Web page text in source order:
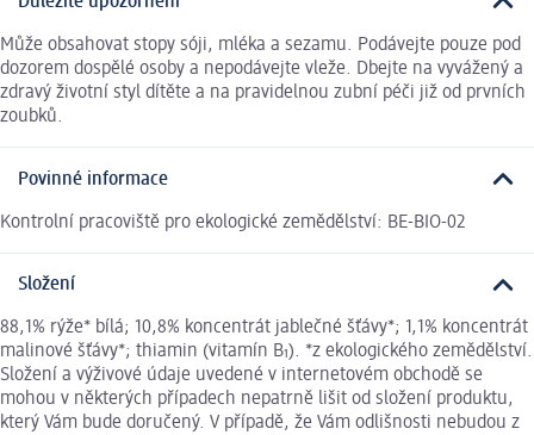
Může obsahovat stopy sóji, mléka a sezamu. Podávejte pouze pod
dozorem dospělé osoby a nepodávejte vleže. Dbejte na vyvážený a
zdravý životní styl dítěte a na pravidelnou zubní péči již od prvních
zoubků.
Povinné informace
Kontrolní pracoviště pro ekologické zemědělství: BE-BIO-02
Složení
88,1% rýže* bílá; 10,8% koncentrát jablečné šťávy*; 1,1% koncentrát
malinové šťávy*; thiamin (vitamín B₁). *z ekologického zemědělství.
Složení a výživové údaje uvedené v internetovém obchodě se
mohou v některých případech nepatrně lišit od složení produktu,
který Vám bude doručený. V případě, že Vám odlišnosti nebudou z